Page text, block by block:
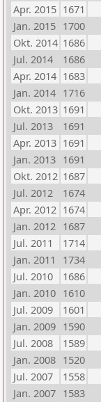
Apr. 2015 1671
Jan. 2015 1700
Okt. 2014 1686
Jul. 2014
1686
Apr. 2014 1683
Jan. 2014 1716
Okt. 2013 1691
Jul. 2013
1691
Apr. 2013 1691
Jan. 2013 1691
Okt. 2012 1687
Jul. 2012
1674
Apr. 2012 1674
Jan. 2012 1687
Jul. 2011
1714
Jan. 2011
1734
Jul. 2010
1686
Jan. 2010 1610
Jul. 2009
1601
Jan. 2009 1590
Jul. 2008
1589
Jan. 2008 1520
Jul. 2007
1558
Jan. 2007 1583